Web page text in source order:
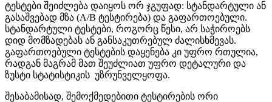
ტესტები შეიძლება დაიყოს ორ ჯგუფად: სტანდარტული ან
გასაშვებად მზა (A/B ტესტირება) და გაფართოებული.
სტანდარტული ტესტები, როგორც წესი, არ საჭიროებს
დიდ მომზადებას ან განსაკუთრებულ ძალისხმევას.
გაფართოებული ტესტების დაყენება კი უფრო რთულია,
რადგან მაგრამ მათ შეუძლიათ უფრო დეტალური და
ზუსტი სტატისტიკის უზრუნველყოფა.
შესაბამისად, შემოქმედებითი ტესტირების ორი